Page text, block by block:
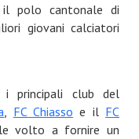
il polo cantonale di
giovani calciatori
i principali club del
, FC Chiasso e il FC
volto a fornire un